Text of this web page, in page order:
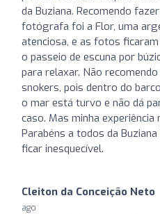
da Buziana. Recomendo
fotógrafa foi a Flor, uma
atenciosa, e as fotos
o passeio de escuna por
para relaxar. Não
snokers, pois dentro do
o mar está turvo e não dá
caso. Mas minha
Parabéns a todos da
ficar inesquecível.
Cleiton da Conceição Neto
ago